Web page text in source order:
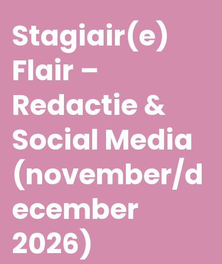
Stagiair(e)
Flair –
Redactie &
Social Media
(november/d
ecember
2026)